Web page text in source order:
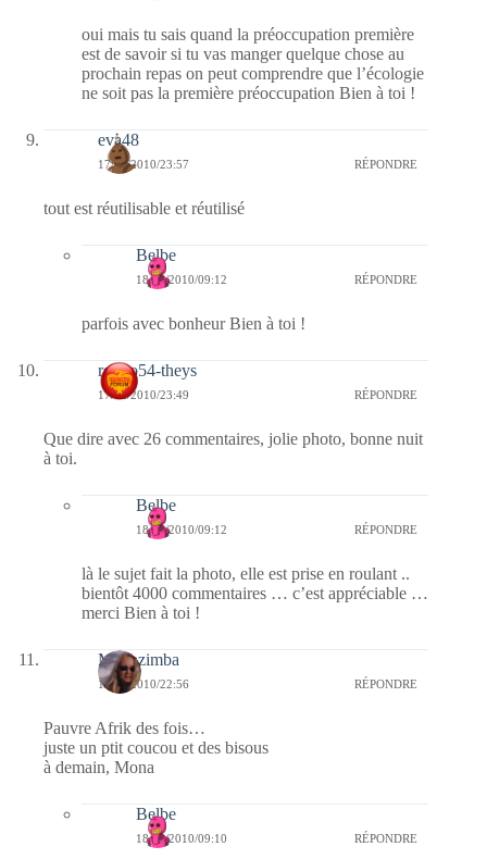
oui mais tu sais quand la préoccupation première
est de savoir si tu vas manger quelque chose au
prochain repas on peut comprendre que l’écologie
ne soit pas la première préoccupation Bien à toi !
eva48
17/02/2010/23:57 RÉPONDRE
tout est réutilisable et réutilisé
Belbe
18/02/2010/09:12 RÉPONDRE
parfois avec bonheur Bien à toi !
rolero54-theys
17/02/2010/23:49 RÉPONDRE
Que dire avec 26 commentaires, jolie photo, bonne nuit
à toi.
Belbe
18/02/2010/09:12 RÉPONDRE
là le sujet fait la photo, elle est prise en roulant ..
bientôt 4000 commentaires … c’est appréciable …
merci Bien à toi !
Monazimba
17/02/2010/22:56 RÉPONDRE
Pauvre Afrik des fois…
juste un ptit coucou et des bisous
à demain, Mona
Belbe
18/02/2010/09:10 RÉPONDRE